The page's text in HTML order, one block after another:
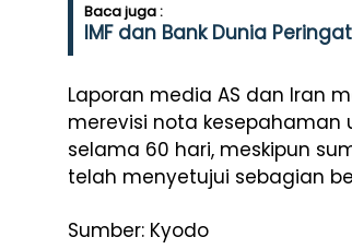
Baca juga :
IMF dan Bank Dunia
Laporan media AS dan Iran
merevisi nota
selama 60 hari, meskipun
telah menyetujui sebagian
Sumber: Kyodo